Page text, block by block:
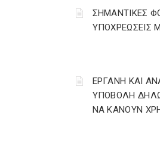
ΣΗΜΑΝΤΙΚΕΣ
ΥΠΟΧΡΕΩΣΕΙΣ
ΕΡΓΑΝΗ ΚΑΙ
ΥΠΟΒΟΛΗ
ΝΑ ΚΑΝΟΥΝ